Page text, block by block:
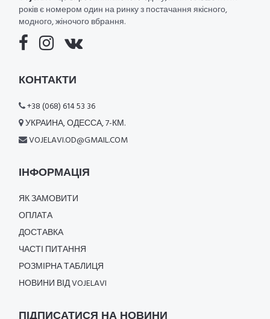
років є номером один на ринку з постачання якісного,
модного, жіночого вбрання.
КОНТАКТИ
+38 (068) 614 53 36
УКРАИНА, ОДЕССА, 7-КМ.
VOJELAVI.OD@GMAIL.COM
ІНФОРМАЦІЯ
ЯК ЗАМОВИТИ
ОПЛАТА
ДОСТАВКА
ЧАСТІ ПИТАННЯ
РОЗМІРНА ТАБЛИЦЯ
НОВИНИ ВІД VOJELAVI